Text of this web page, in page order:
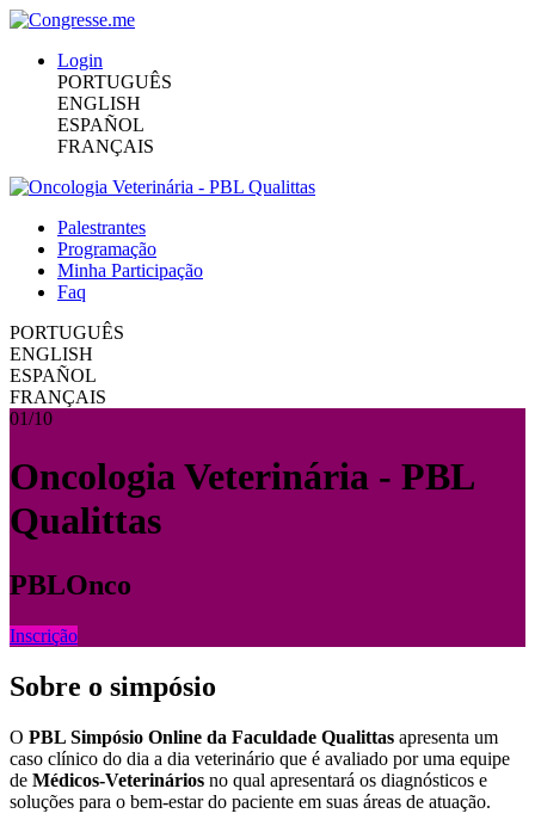
Login
PORTUGUÊS
ENGLISH
ESPAÑOL
FRANÇAIS
Palestrantes
Programação
Minha Participação
Faq
PORTUGUÊS
ENGLISH
ESPAÑOL
FRANÇAIS
01/10
Oncologia Veterinária - PBL
Qualittas
PBLOnco
Inscrição
Sobre o simpósio
O PBL Simpósio Online da Faculdade Qualittas apresenta um
caso clínico do dia a dia veterinário que é avaliado por uma equipe
de Médicos-Veterinários no qual apresentará os diagnósticos e
soluções para o bem-estar do paciente em suas áreas de atuação.